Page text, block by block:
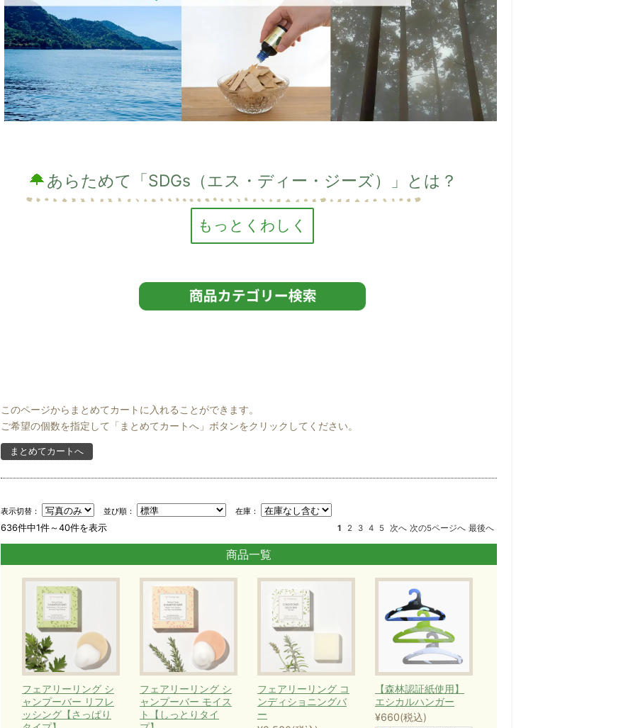
あらためて「SDGs（エス・ディー・ジーズ）」とは？
ダ」に記載の、2030年までに持続可能でよりよい世界を目指す国際目標です。
（外務省「JAPAN SDGs Action Platform」より引用）
私たちにできる、暮らしの中の「SDGs」
概要だけでは難しく感じられ、私たちの暮らしとは結びつきにくいかもしれません。ま
に見えますが、着実な一歩です。
「何を基準に選べばいいの？」「私には何ができるの？」という場合は、ぜひエコデパ
をご活用ください。エコデパの製品をお使いいただくことは、17のゴールのうち、いく
つかの目標達成に貢献することができます。
【目標14】海の豊かさを守ろう
このページからまとめてカートに入れることができます。
ご希望の個数を指定して「まとめてカートへ」ボタンをクリックしてください。
表示切替： 並び順： 在庫：
636件中1件～40件を表示 1 2 3 4 5 次へ 次の5ページへ 最後へ
商品一覧
フェアリーリング シ
ャンプーバー リフレ
ッシング【さっぱり
フェアリーリング シ
ャンプーバー モイス
ト【しっとりタイ
フェアリーリング コ
ンディショニングバ
ー
【森林認証紙使用】
エシカルハンガー
¥660(税込)